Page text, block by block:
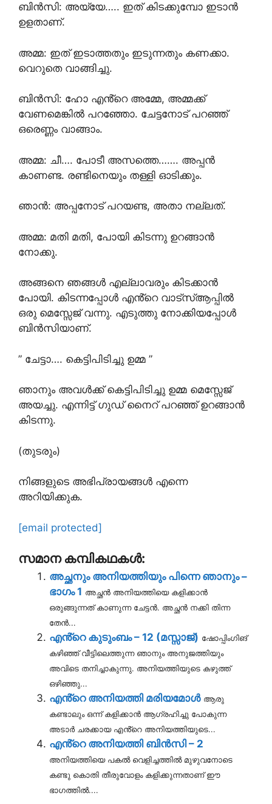
ബിൻസി: അയ്യേ….. ഇത് കിടക്കുമ്പോ ഇടാൻ
ഉളതാണ്.
അമ്മ: ഇത് ഇടാത്തതും ഇടുന്നതും കണക്കാ.
വെറുതെ വാങ്ങിച്ചു.
ബിൻസി: ഹോ എൻ്റെ അമ്മേ, അമ്മക്ക്
വേണമെങ്കിൽ പറഞ്ഞോ. ചേട്ടനോട് പറഞ്ഞ്
ഒരെണ്ണം വാങ്ങാം.
അമ്മ: ചീ…. പോടീ അസത്തെ……. അപ്പൻ
കാണണ്ട. രണ്ടിനെയും തള്ളി ഓടിക്കും.
ഞാൻ: അപ്പനോട് പറയണ്ട, അതാ നല്ലത്.
അമ്മ: മതി മതി, പോയി കിടന്നു ഉറങ്ങാൻ
നോക്കു.
അങ്ങനെ ഞങ്ങൾ എല്ലാവരും കിടക്കാൻ
പോയി. കിടന്നപ്പോൾ എൻ്റെ വാട്സ്ആപ്പിൽ
ഒരു മെസ്സേജ് വന്നു. എടുത്തു നോക്കിയപ്പോൾ
ബിൻസിയാണ്.
” ചേട്ടാ…. കെട്ടിപിടിച്ചു ഉമ്മ ”
ഞാനും അവൾക്ക് കെട്ടിപിടിച്ചു ഉമ്മ മെസ്സേജ്
അയച്ചു. എന്നിട്ട് ഗുഡ് നൈറ് പറഞ്ഞ് ഉറങ്ങാൻ
കിടന്നു.
(തുടരും)
നിങ്ങളുടെ അഭിപ്രായങ്ങൾ എന്നെ
അറിയിക്കുക.
[email protected]
സമാന കമ്പികഥകൾ:
അച്ഛനും അനിയത്തിയും പിന്നെ ഞാനും –
ഭാഗം 1 അച്ഛൻ അനിയത്തിയെ കളിക്കാൻ
ഒരുങ്ങുന്നത് കാണുന്ന ചേട്ടൻ. അച്ഛൻ നക്കി തിന്ന
തേൻ...
എൻ്റെ കുടുംബം – 12 (മസ്സാജ്) ഷോപ്പിംഗിങ്
കഴിഞ്ഞ് വീട്ടിലെത്തുന്ന ഞാനും അനുജത്തിയും
അവിടെ തനിച്ചാകുന്നു. അനിയത്തിയുടെ കഴുത്ത്
ഒഴിഞ്ഞു...
എൻ്റെ അനിയത്തി മരിയമോൾ ആരു
കണ്ടാലും ഒന്ന് കളിക്കാൻ ആഗ്രഹിച്ചു പോകുന്ന
അടാർ ചരക്കായ എൻ്റെ അനിയത്തിയുടെ...
എൻ്റെ അനിയത്തി ബിൻസി – 2
അനിയത്തിയെ പകൽ വെളിച്ചത്തിൽ മുഴുവനോടെ
കണ്ടു കൊതി തീരുവോളം കളിക്കുന്നതാണ് ഈ
ഭാഗത്തിൽ....